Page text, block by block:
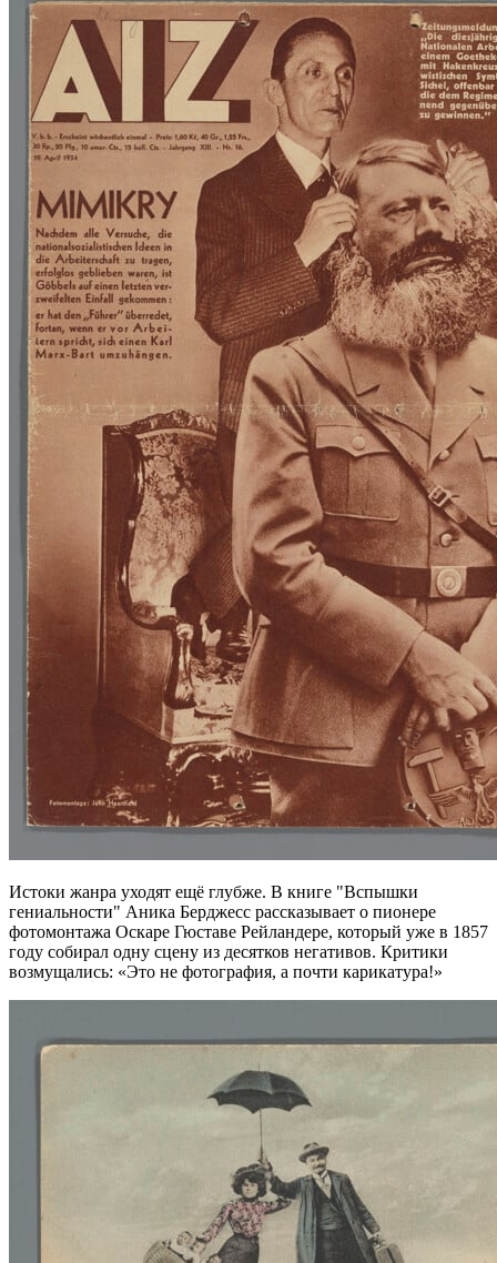
Истоки жанра уходят ещё глубже. В книге "Вспышки
гениальности" Аника Берджесс рассказывает о пионере
фотомонтажа Оскаре Гюставе Рейландере, который уже в 1857
году собирал одну сцену из десятков негативов. Критики
возмущались: «Это не фотография, а почти карикатура!»